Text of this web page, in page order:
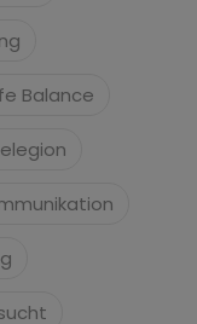
Balance